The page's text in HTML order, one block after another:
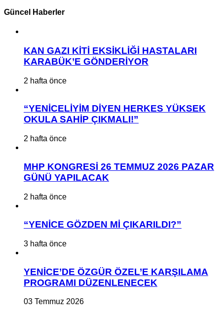
Güncel Haberler
KAN GAZI KİTİ EKSİKLİĞİ HASTALARI
KARABÜK’E GÖNDERİYOR
2 hafta önce
“YENİCELİYİM DİYEN HERKES YÜKSEK
OKULA SAHİP ÇIKMALI!”
2 hafta önce
MHP KONGRESİ 26 TEMMUZ 2026 PAZAR
GÜNÜ YAPILACAK
2 hafta önce
“YENİCE GÖZDEN Mİ ÇIKARILDI?”
3 hafta önce
YENİCE’DE ÖZGÜR ÖZEL’E KARŞILAMA
PROGRAMI DÜZENLENECEK
03 Temmuz 2026